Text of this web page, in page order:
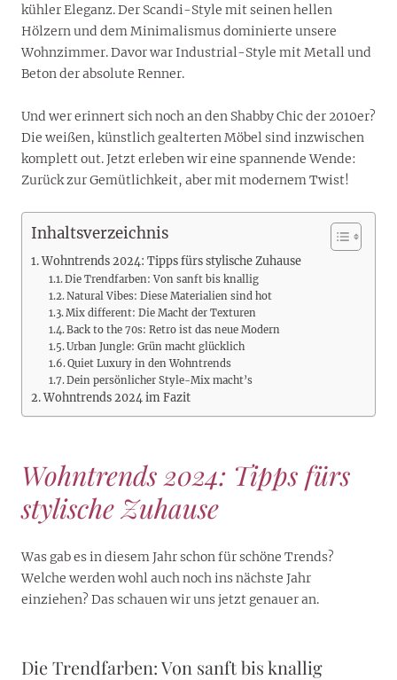
kühler Eleganz. Der Scandi-Style mit seinen hellen
Hölzern und dem Minimalismus dominierte unsere
Wohnzimmer. Davor war Industrial-Style mit Metall und
Beton der absolute Renner.
Und wer erinnert sich noch an den Shabby Chic der 2010er?
Die weißen, künstlich gealterten Möbel sind inzwischen
komplett out. Jetzt erleben wir eine spannende Wende:
Zurück zur Gemütlichkeit, aber mit modernem Twist!
Inhaltsverzeichnis
Wohntrends 2024: Tipps fürs stylische Zuhause
Die Trendfarben: Von sanft bis knallig
Natural Vibes: Diese Materialien sind hot
Mix different: Die Macht der Texturen
Back to the 70s: Retro ist das neue Modern
Urban Jungle: Grün macht glücklich
Quiet Luxury in den Wohntrends
Dein persönlicher Style-Mix macht’s
Wohntrends 2024 im Fazit
Wohntrends 2024: Tipps fürs
stylische Zuhause
Was gab es in diesem Jahr schon für schöne Trends?
Welche werden wohl auch noch ins nächste Jahr
einziehen? Das schauen wir uns jetzt genauer an.
Die Trendfarben: Von sanft bis knallig